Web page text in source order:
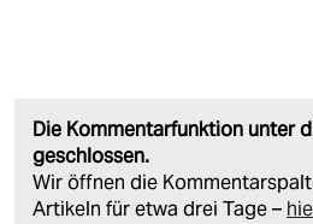
Die Kommentarfunktion unter
geschlossen.
Wir öffnen die
Artikeln für etwa drei Tage –